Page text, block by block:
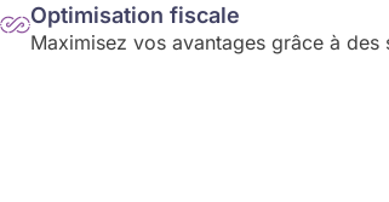
Optimisation fiscale
Maximisez vos avantages grâce à